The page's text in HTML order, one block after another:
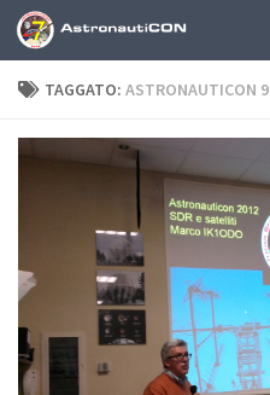
Sotto il contenuto
TAGGATO: ASTRONAUTICON 9